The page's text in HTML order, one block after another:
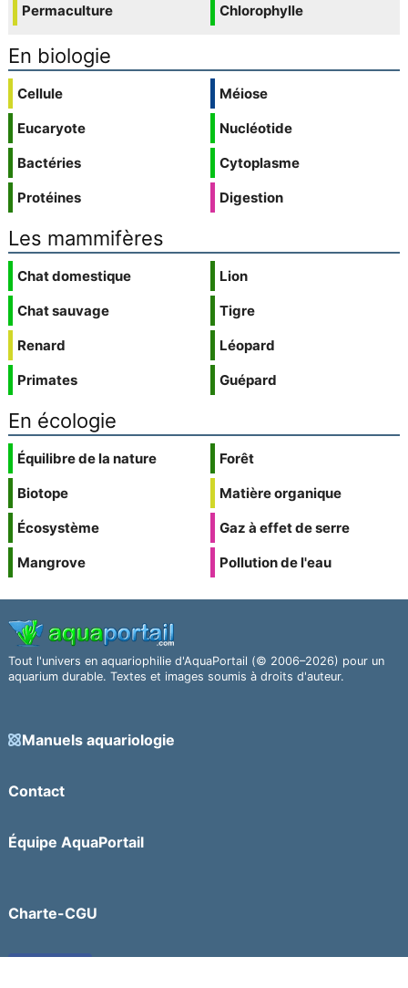
Permaculture
Chlorophylle
En biologie
Cellule
Eucaryote
Bactéries
Protéines
Méiose
Nucléotide
Cytoplasme
Digestion
Les mammifères
Chat domestique
Chat sauvage
Renard
Primates
Lion
Tigre
Léopard
Guépard
En écologie
Équilibre de la nature
Biotope
Écosystème
Mangrove
Forêt
Matière organique
Gaz à effet de serre
Pollution de l'eau
Tout l'univers en aquariophilie d'AquaPortail (© 2006–2026) pour un
aquarium durable. Textes et images soumis à droits d'auteur.
Manuels aquariologie
Contact
Équipe AquaPortail
Charte-CGU